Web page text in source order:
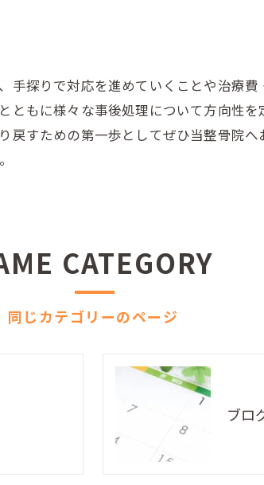
手探りで対応を進めていくことや治療
ともに様々な事後処理について方向性
戻すための第一歩としてぜひ当整骨院
同じカテゴリーのページ
CATEGORY
ブロ